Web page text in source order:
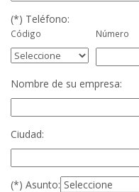
(*) Teléfono:
Código Número
Nombre de su empresa:
Ciudad:
(*) Asunto: